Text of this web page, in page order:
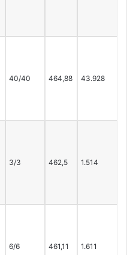
40/40 464,88 43.928
3/3 462,5 1.514
6/6 461,11 1.611